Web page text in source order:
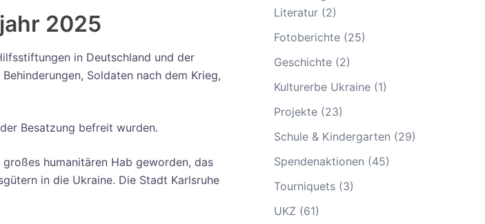
2025
in Deutschland und der
Soldaten nach dem Krieg,
Besatzung befreit wurden.
humanitären Hab geworden, das
in die Ukraine. Die Stadt Karlsruhe
Literatur (2)
Fotoberichte (25)
Geschichte (2)
Kulturerbe Ukraine (1)
Projekte (23)
Schule & Kindergarten (29)
Spendenaktionen (45)
Tourniquets (3)
UKZ (61)